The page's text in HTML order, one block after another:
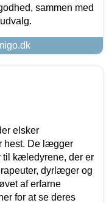
sammen med
elsker
hest. De lægger
til kæledyrene, der er
dyrlæger og
af erfarne
for at se deres